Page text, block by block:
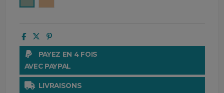
PAYEZ EN 4 FOIS
AVEC PAYPAL
LIVRAISONS